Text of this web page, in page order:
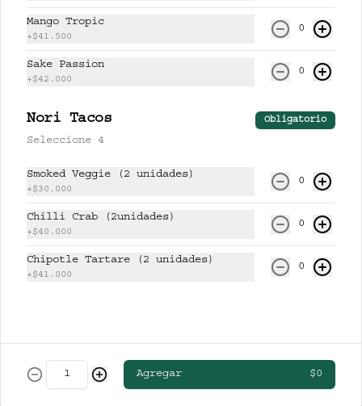
$17.000
CERVEZAS
CLUB COLOMBIA RUBIA
STELLA ARTOIS
Mango Tropic
+$41.500
0
Sake Passion
+$42.000
0
Nori Tacos Obligatorio
Seleccione 4
Smoked Veggie (2 unidades)
+$30.000
0
Chilli Crab (2unidades)
+$40.000
0
Chipotle Tartare (2 unidades)
+$41.000
0
Agregar $0